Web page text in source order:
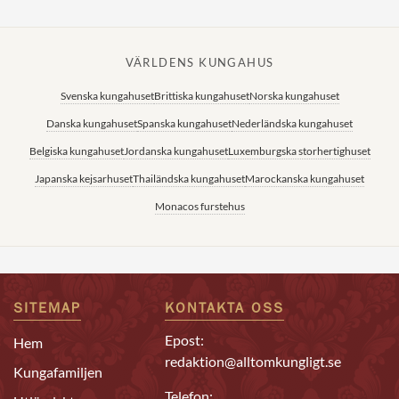
VÄRLDENS KUNGAHUS
Svenska kungahusetBrittiska kungahusetNorska kungahuset
Danska kungahusetSpanska kungahusetNederländska kungahuset
Belgiska kungahusetJordanska kungahusetLuxemburgska storhertighuset
Japanska kejsarhusetThailändska kungahusetMarockanska kungahuset
Monacos furstehus
SITEMAP
Hem
Kungafamiljen
KONTAKTA OSS
Epost:
redaktion@alltomkungligt.se